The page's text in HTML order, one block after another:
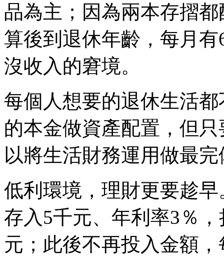
品為主；因為兩本存摺
算後到退休年齡，每月
沒收入的窘境。
每個人想要的退休生活
的本金做資產配置，但
以將生活財務運用做最
低利環境，理財更要趁
存入5千元、年利率3％
元；此後不再投入金額